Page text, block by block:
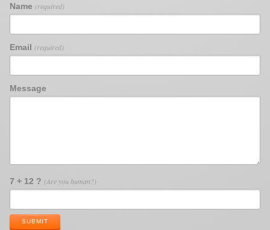
Name (required)
Email (required)
Message
7 + 12 ? (Are you human?)
SUBMIT